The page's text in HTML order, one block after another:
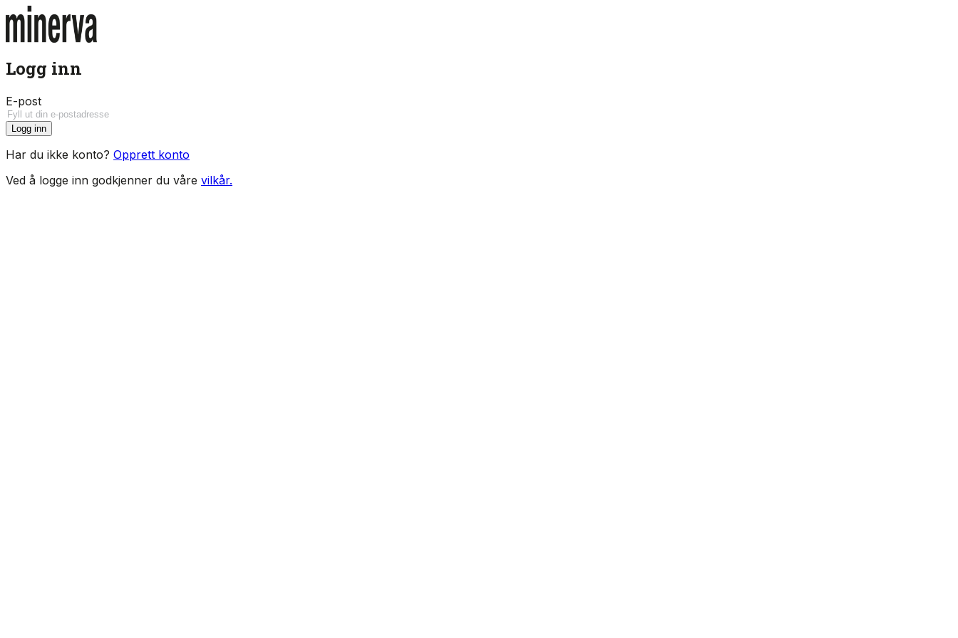
Logg inn
E-post
Logg inn
Har du ikke konto? Opprett konto
Ved å logge inn godkjenner du våre vilkår.